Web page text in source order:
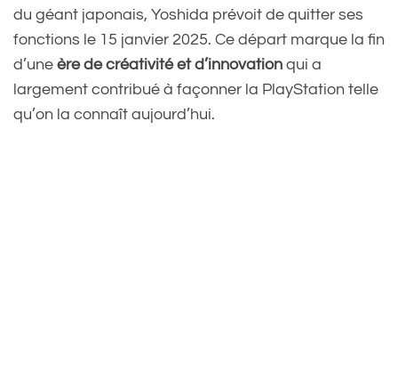
du géant japonais, Yoshida prévoit de quitter ses
fonctions le 15 janvier 2025. Ce départ marque la fin
d’une ère de créativité et d’innovation qui a
largement contribué à façonner la PlayStation telle
qu’on la connaît aujourd’hui.